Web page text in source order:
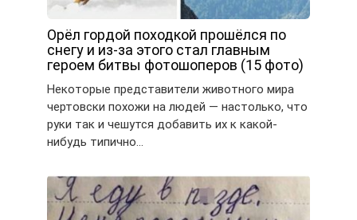
Орёл гордой походкой прошёлся по
снегу и из-за этого стал главным
героем битвы фотошоперов (15 фото)
Некоторые представители животного мира
чертовски похожи на людей — настолько, что
руки так и чешутся добавить их к какой-
нибудь типично…